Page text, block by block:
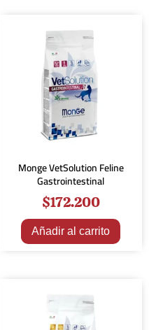
Monge VetSolution Feline
Gastrointestinal
$172.200
Añadir al carrito